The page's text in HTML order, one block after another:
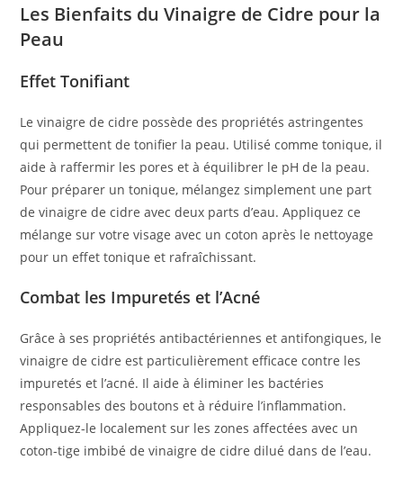
Les Bienfaits du Vinaigre de Cidre pour la
Peau
Effet Tonifiant
Le vinaigre de cidre possède des propriétés astringentes
qui permettent de tonifier la peau. Utilisé comme tonique, il
aide à raffermir les pores et à équilibrer le pH de la peau.
Pour préparer un tonique, mélangez simplement une part
de vinaigre de cidre avec deux parts d’eau. Appliquez ce
mélange sur votre visage avec un coton après le nettoyage
pour un effet tonique et rafraîchissant.
Combat les Impuretés et l’Acné
Grâce à ses propriétés antibactériennes et antifongiques, le
vinaigre de cidre est particulièrement efficace contre les
impuretés et l’acné. Il aide à éliminer les bactéries
responsables des boutons et à réduire l’inflammation.
Appliquez-le localement sur les zones affectées avec un
coton-tige imbibé de vinaigre de cidre dilué dans de l’eau.